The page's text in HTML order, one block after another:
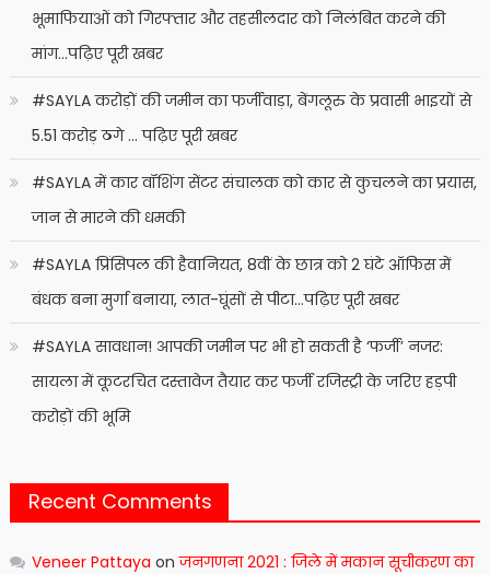
भूमाफियाओं को गिरफ्तार और तहसीलदार को निलंबित करने की
मांग…पढ़िए पूरी खबर
#SAYLA करोड़ों की जमीन का फर्जीवाड़ा, बेंगलूरु के प्रवासी भाइयों से
5.51 करोड़ ठगे … पढ़िए पूरी खबर
#SAYLA में कार वॉशिंग सेंटर संचालक को कार से कुचलने का प्रयास,
जान से मारने की धमकी
#SAYLA प्रिंसिपल की हैवानियत, 8वीं के छात्र को 2 घंटे ऑफिस में
बंधक बना मुर्गा बनाया, लात-घूंसों से पीटा…पढ़िए पूरी खबर
#SAYLA सावधान! आपकी जमीन पर भी हो सकती है ‘फर्जी’ नजर:
सायला में कूटरचित दस्तावेज तैयार कर फर्जी रजिस्ट्री के जरिए हड़पी
करोड़ों की भूमि
Recent Comments
Veneer Pattaya onजनगणना 2021 : जिले में मकान सूचीकरण का